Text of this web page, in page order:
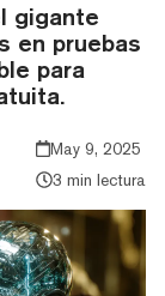
gigante
en pruebas
para
May 9, 2025
3 min lectura